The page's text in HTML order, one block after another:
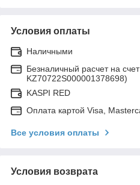
Условия оплаты
Наличными
Безналичный расчет на
KZ70722S000001378698)
KASPI RED
Оплата картой Visa,
Все условия оплаты
Условия возврата